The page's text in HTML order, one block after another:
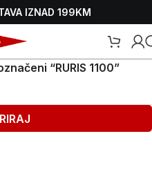
IZNAD 199KM
“RURIS 1100”